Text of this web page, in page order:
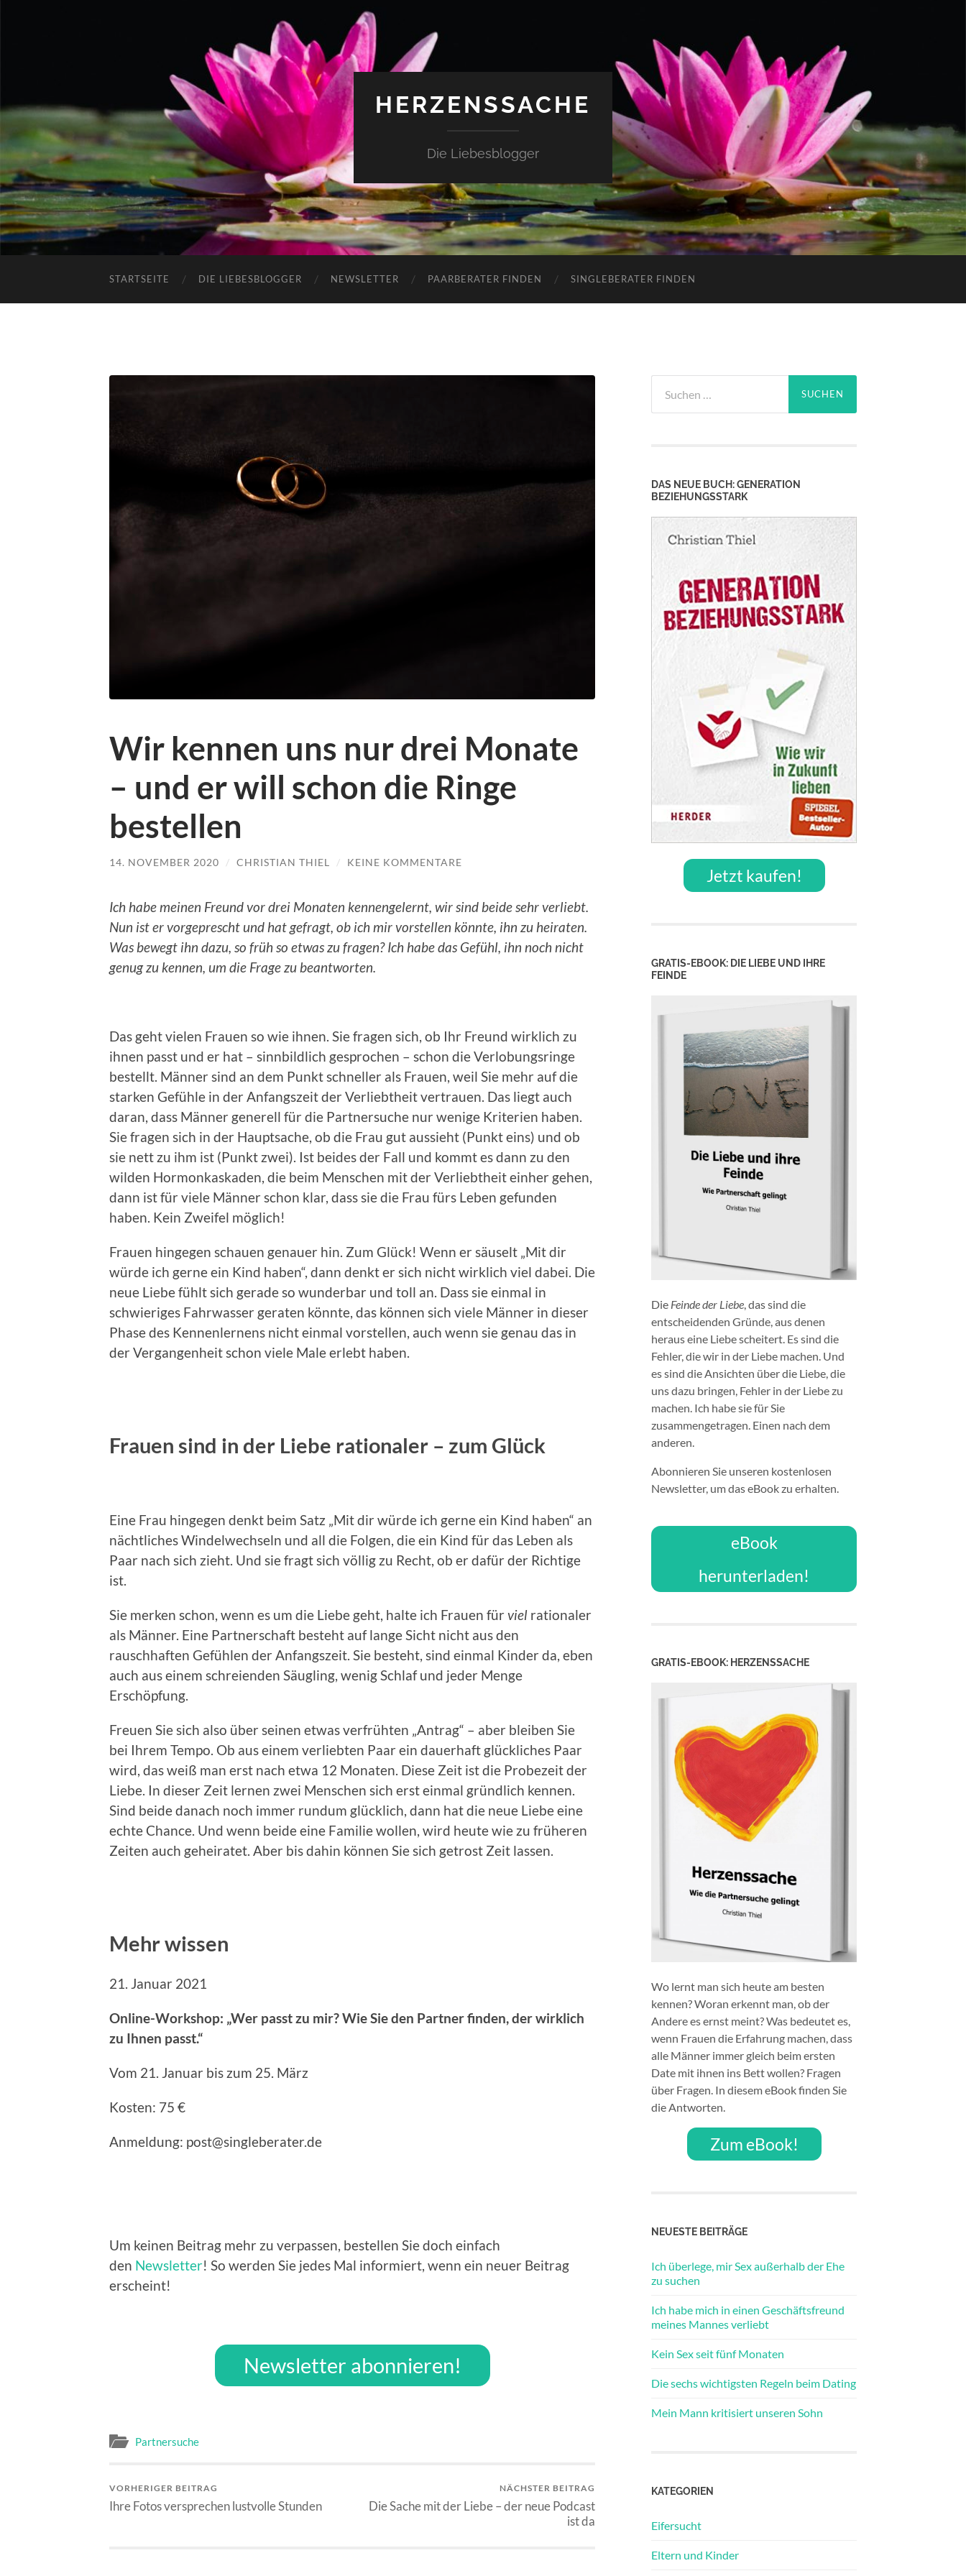
HERZENSSACHE
Die Liebesblogger
STARTSEITE DIE LIEBESBLOGGER NEWSLETTER PAARBERATER FINDEN SINGLEBERATER FINDEN
Wir kennen uns nur drei Monate
– und er will schon die Ringe
bestellen
14. NOVEMBER 2020 / CHRISTIAN THIEL / KEINE KOMMENTARE
Ich habe meinen Freund vor drei Monaten kennengelernt, wir sind beide sehr verliebt.
Nun ist er vorgeprescht und hat gefragt, ob ich mir vorstellen könnte, ihn zu heiraten.
Was bewegt ihn dazu, so früh so etwas zu fragen? Ich habe das Gefühl, ihn noch nicht
genug zu kennen, um die Frage zu beantworten.
Das geht vielen Frauen so wie ihnen. Sie fragen sich, ob Ihr Freund wirklich zu
ihnen passt und er hat – sinnbildlich gesprochen – schon die Verlobungsringe
bestellt. Männer sind an dem Punkt schneller als Frauen, weil Sie mehr auf die
starken Gefühle in der Anfangszeit der Verliebtheit vertrauen. Das liegt auch
daran, dass Männer generell für die Partnersuche nur wenige Kriterien haben.
Sie fragen sich in der Hauptsache, ob die Frau gut aussieht (Punkt eins) und ob
sie nett zu ihm ist (Punkt zwei). Ist beides der Fall und kommt es dann zu den
wilden Hormonkaskaden, die beim Menschen mit der Verliebtheit einher gehen,
dann ist für viele Männer schon klar, dass sie die Frau fürs Leben gefunden
haben. Kein Zweifel möglich!
Frauen hingegen schauen genauer hin. Zum Glück! Wenn er säuselt „Mit dir
würde ich gerne ein Kind haben“, dann denkt er sich nicht wirklich viel dabei. Die
neue Liebe fühlt sich gerade so wunderbar und toll an. Dass sie einmal in
schwieriges Fahrwasser geraten könnte, das können sich viele Männer in dieser
Phase des Kennenlernens nicht einmal vorstellen, auch wenn sie genau das in
der Vergangenheit schon viele Male erlebt haben.
Frauen sind in der Liebe rationaler – zum Glück
Eine Frau hingegen denkt beim Satz „Mit dir würde ich gerne ein Kind haben“ an
nächtliches Windelwechseln und all die Folgen, die ein Kind für das Leben als
Paar nach sich zieht. Und sie fragt sich völlig zu Recht, ob er dafür der Richtige
ist.
Sie merken schon, wenn es um die Liebe geht, halte ich Frauen für viel rationaler
als Männer. Eine Partnerschaft besteht auf lange Sicht nicht aus den
rauschhaften Gefühlen der Anfangszeit. Sie besteht, sind einmal Kinder da, eben
auch aus einem schreienden Säugling, wenig Schlaf und jeder Menge
Erschöpfung.
Freuen Sie sich also über seinen etwas verfrühten „Antrag“ – aber bleiben Sie
bei Ihrem Tempo. Ob aus einem verliebten Paar ein dauerhaft glückliches Paar
wird, das weiß man erst nach etwa 12 Monaten. Diese Zeit ist die Probezeit der
Liebe. In dieser Zeit lernen zwei Menschen sich erst einmal gründlich kennen.
Sind beide danach noch immer rundum glücklich, dann hat die neue Liebe eine
echte Chance. Und wenn beide eine Familie wollen, wird heute wie zu früheren
Zeiten auch geheiratet. Aber bis dahin können Sie sich getrost Zeit lassen.
Mehr wissen
21. Januar 2021
Online-Workshop: „Wer passt zu mir? Wie Sie den Partner finden, der wirklich
zu Ihnen passt.“
Vom 21. Januar bis zum 25. März
Kosten: 75 €
Anmeldung: post@singleberater.de
Um keinen Beitrag mehr zu verpassen, bestellen Sie doch einfach
den Newsletter! So werden Sie jedes Mal informiert, wenn ein neuer Beitrag
erscheint!
Newsletter abonnieren!
Partnersuche
VORHERIGER BEITRAG
Ihre Fotos versprechen lustvolle Stunden
NÄCHSTER BEITRAG
Die Sache mit der Liebe – der neue Podcast
ist da
nach:
DAS NEUE BUCH: GENERATION
BEZIEHUNGSSTARK
Jetzt kaufen!
GRATIS-EBOOK: DIE LIEBE UND IHRE
FEINDE
Die Feinde der Liebe , das sind die
entscheidenden Gründe, aus denen
heraus eine Liebe scheitert. Es sind die
Fehler, die wir in der Liebe machen. Und
es sind die Ansichten über die Liebe, die
uns dazu bringen, Fehler in der Liebe zu
machen. Ich habe sie für Sie
zusammengetragen. Einen nach dem
anderen.
Abonnieren Sie unseren kostenlosen
Newsletter, um das eBook zu erhalten.
eBook
herunterladen!
GRATIS-EBOOK: HERZENSSACHE
Wo lernt man sich heute am besten
kennen? Woran erkennt man, ob der
Andere es ernst meint? Was bedeutet es,
wenn Frauen die Erfahrung machen, dass
alle Männer immer gleich beim ersten
Date mit ihnen ins Bett wollen? Fragen
über Fragen. In diesem eBook finden Sie
die Antworten.
Zum eBook!
NEUESTE BEITRÄGE
Ich überlege, mir Sex außerhalb der Ehe
zu suchen
Ich habe mich in einen Geschäftsfreund
meines Mannes verliebt
Kein Sex seit fünf Monaten
Die sechs wichtigsten Regeln beim Dating
Mein Mann kritisiert unseren Sohn
KATEGORIEN
Eifersucht
Eltern und Kinder